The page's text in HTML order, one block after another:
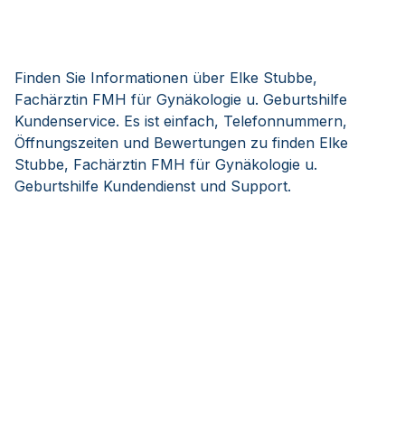
Finden Sie Informationen über Elke Stubbe,
Fachärztin FMH für Gynäkologie u. Geburtshilfe
Kundenservice. Es ist einfach, Telefonnummern,
Öffnungszeiten und Bewertungen zu finden Elke
Stubbe, Fachärztin FMH für Gynäkologie u.
Geburtshilfe Kundendienst und Support.